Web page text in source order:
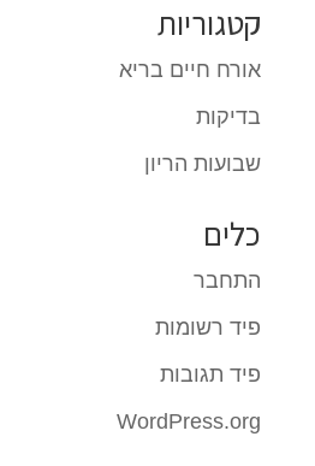
קטגוריות
אורח חיים בריא
בדיקות
שבועות הריון
כלים
התחבר
פיד רשומות
פיד תגובות
WordPress.org